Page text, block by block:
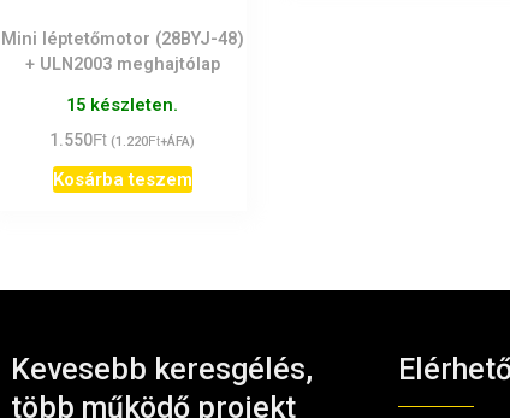
Mini léptetőmotor (28BYJ-48)
+ ULN2003 meghajtólap
15 készleten.
1.550Ft (1.220Ft+ÁFA)
Kosárba teszem
Kevesebb keresgélés,
több működő projekt